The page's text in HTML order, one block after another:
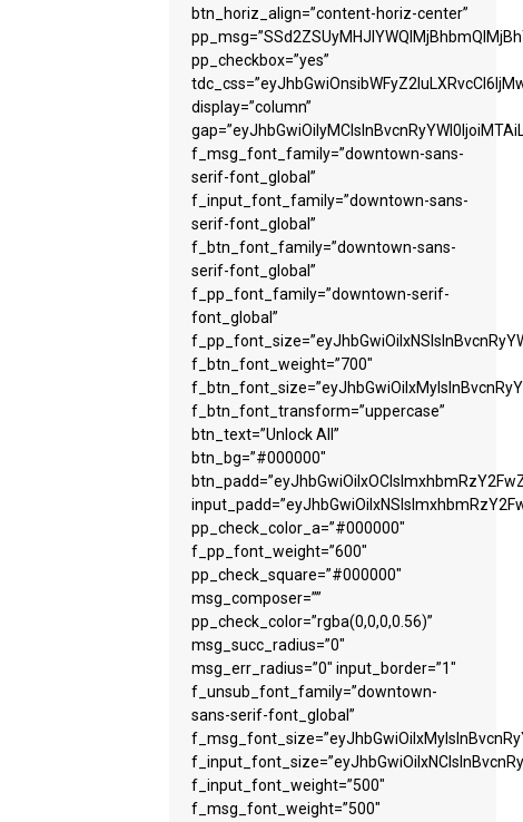
btn_horiz_align=”content-horiz-center”
pp_checkbox=”yes”
display=”column”
f_msg_font_family=”downtown-sans-
serif-font_global”
f_input_font_family=”downtown-sans-
serif-font_global”
f_btn_font_family=”downtown-sans-
serif-font_global”
f_pp_font_family=”downtown-serif-
font_global”
f_btn_font_weight=”700″
f_btn_font_transform=”uppercase”
btn_text=”Unlock All”
btn_bg=”#000000″
pp_check_color_a=”#000000″
f_pp_font_weight=”600″
pp_check_square=”#000000″
msg_composer=””
pp_check_color=”rgba(0,0,0,0.56)”
msg_succ_radius=”0″
msg_err_radius=”0″ input_border=”1″
f_unsub_font_family=”downtown-
sans-serif-font_global”
f_input_font_weight=”500″
f_msg_font_weight=”500″